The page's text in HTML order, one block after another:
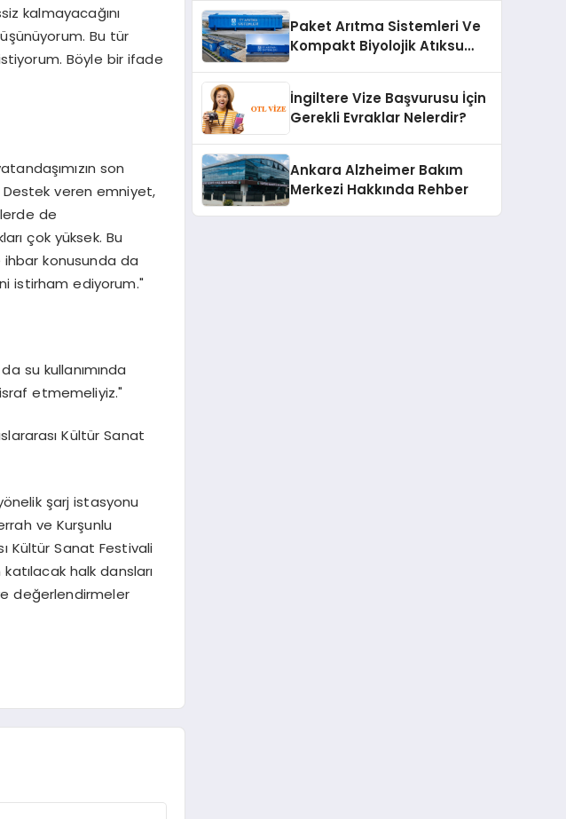
kalmayacağını
Bu tür
Böyle bir ifade
son
Destek veren emniyet,
de
çok yüksek. Bu
ihbar konusunda da
istirham ediyorum."
su kullanımında
etmemeliyiz."
Kültür Sanat
şarj istasyonu
ve Kurşunlu
Kültür Sanat Festivali
halk dansları
değerlendirmeler
Paket Arıtma Sistemleri Ve
Kompakt Biyolojik Atıksu
İngiltere Vize Başvurusu İçin
Gerekli Evraklar Nelerdir?
Ankara Alzheimer Bakım
Merkezi Hakkında Rehber